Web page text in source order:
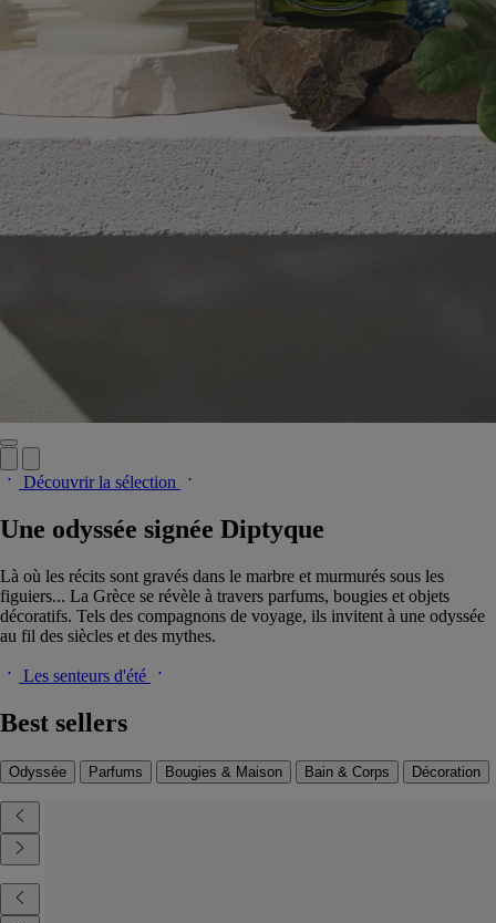
Découvrir la sélection
Une odyssée signée Diptyque
Là où les récits sont gravés dans le marbre et murmurés sous les
figuiers... La Grèce se révèle à travers parfums, bougies et objets
décoratifs. Tels des compagnons de voyage, ils invitent à une odyssée
au fil des siècles et des mythes.
Les senteurs d'été
Best sellers
Odyssée Parfums Bougies & Maison Bain & Corps Décoration